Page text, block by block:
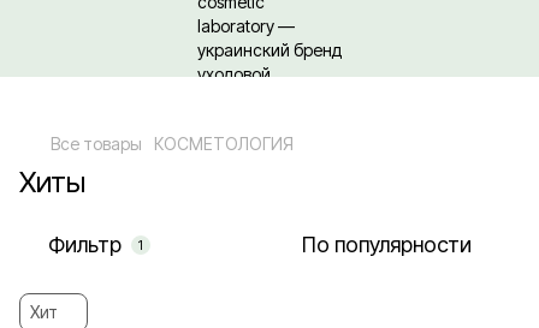
Все товары КОСМЕТОЛОГИЯ
Хиты
Фильтр 1 По популярности
Хит